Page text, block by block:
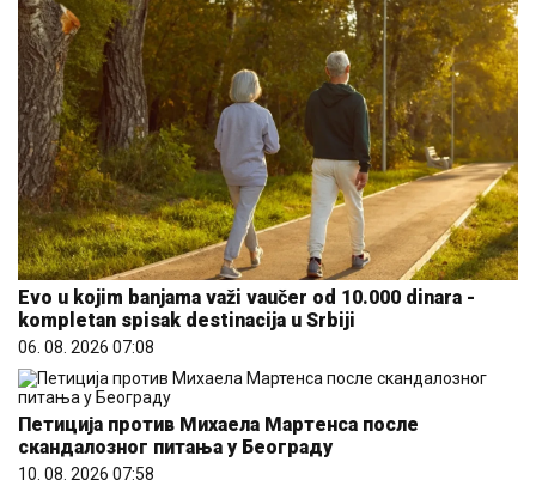
Evo u kojim banjama važi vaučer od 10.000 dinara -
kompletan spisak destinacija u Srbiji
06. 08. 2026 07:08
Петиција против Михаела Мартенса после
скандалозног питања у Београду
10. 08. 2026 07:58